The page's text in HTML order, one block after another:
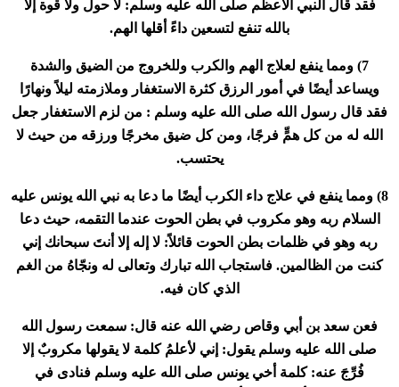
فقد قال النبي الأعظم صلى الله عليه وسلم: لا حول ولا قوة إلا
بالله تنفع لتسعين داءً أقلها الهم.
7) ومما ينفع لعلاج الهم والكرب وللخروج من الضيق والشدة
ويساعد أيضًا في أمور الرزق كثرة الاستغفار وملازمته ليلاً ونهارًا
فقد قال رسول الله صلى الله عليه وسلم : من لزم الاستغفار جعل
الله له من كل همٍّ فرجًا، ومن كل ضيق مخرجًا ورزقه من حيث لا
يحتسب.
8) ومما ينفع في علاج داء الكرب أيضًا ما دعا به نبي الله يونس عليه
السلام ربه وهو مكروب في بطن الحوت عندما التقمه، حيث دعا
ربه وهو في ظلمات بطن الحوت قائلاً: لا إله إلا أنتَ سبحانك إني
كنت من الظالمين. فاستجاب الله تبارك وتعالى له ونجّاهُ من الغم
الذي كان فيه.
فعن سعد بن أبي وقاص رضي الله عنه قال: سمعت رسول الله
صلى الله عليه وسلم يقول: إني لأعلمُ كلمة لا يقولها مكروبٌ إلا
فُرِّجَ عنه: كلمة أخي يونس صلى الله عليه وسلم فنادى في